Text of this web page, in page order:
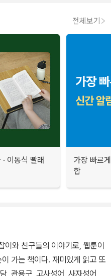
전체보기
이동식 빨래
가장 빠르
합
이와 친구들의 이야기로, 웹툰이
가는 책이다. 재미있게 읽고 또
, 관용구, 고사성어, 사자성어,